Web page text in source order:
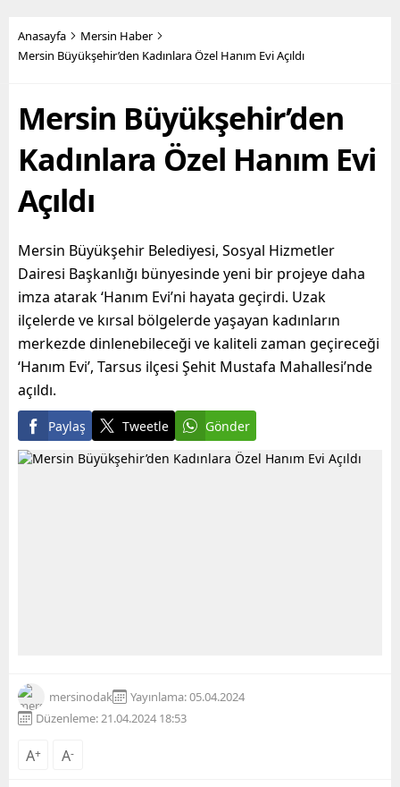
Başkanı Vahap Seçer’in
öncülüğünde hayata
manevi olarak nefes
alabilmesine destek
Büyükşehir...
ekipleri, son olarak Bahçe
katlı iki ayrı metruk
yapının...
Anasayfa
Mersin Haber
Mersin Büyükşehir’den Kadınlara Özel Hanım Evi Açıldı
Mersin Büyükşehir’den
Kadınlara Özel Hanım Evi
Açıldı
Mersin Büyükşehir Belediyesi, Sosyal Hizmetler
Dairesi Başkanlığı bünyesinde yeni bir projeye daha
imza atarak ‘Hanım Evi’ni hayata geçirdi. Uzak
ilçelerde ve kırsal bölgelerde yaşayan kadınların
merkezde dinlenebileceği ve kaliteli zaman geçireceği
‘Hanım Evi’, Tarsus ilçesi Şehit Mustafa Mahallesi’nde
açıldı.
Paylaş Tweetle Gönder
mersinodak
Yayınlama: 05.04.2024
Düzenleme: 21.04.2024 18:53
A+ A-